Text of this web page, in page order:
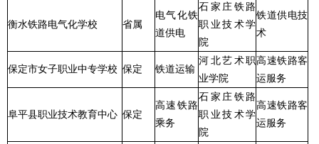
衡水铁路电气化学校 省属
电气化铁
道供电
石家庄铁路
职业技术学
院
铁道供电技
术
保定市女子职业中专学校 保定 铁道运输
河北艺术职
业学院
高速铁路客
运服务
阜平县职业技术教育中心 保定
高速铁路
乘务
石家庄铁路
职业技术学
院
高速铁路客
运服务